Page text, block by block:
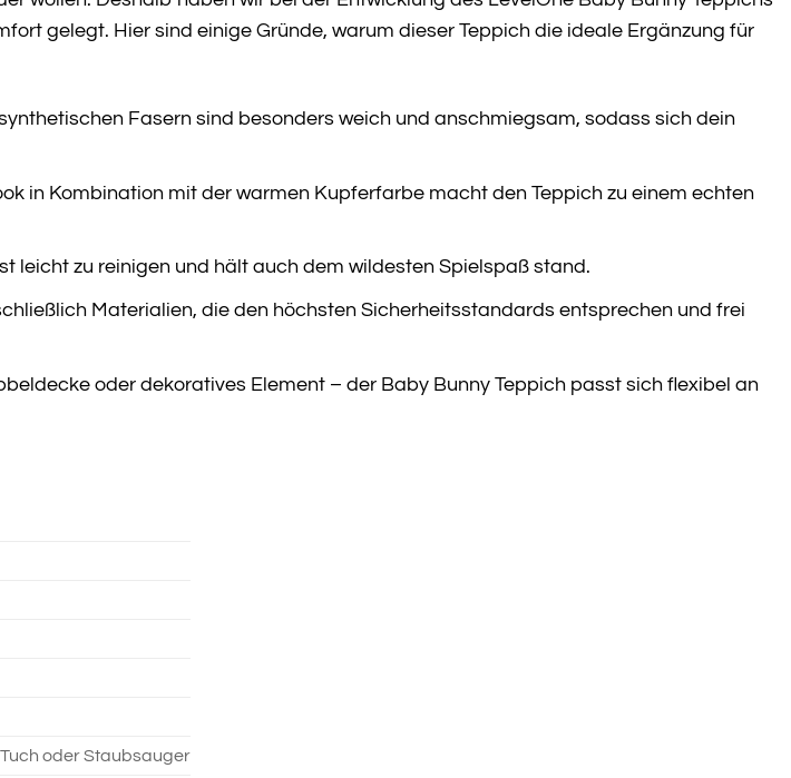
gelegt. Hier sind einige Gründe, warum dieser Teppich die ideale Ergänzung für
Fasern sind besonders weich und anschmiegsam, sodass sich dein
in Kombination mit der warmen Kupferfarbe macht den Teppich zu einem echten
leicht zu reinigen und hält auch dem wildesten Spielspaß stand.
Materialien, die den höchsten Sicherheitsstandards entsprechen und frei
oder dekoratives Element – der Baby Bunny Teppich passt sich flexibel an
oder Staubsauger